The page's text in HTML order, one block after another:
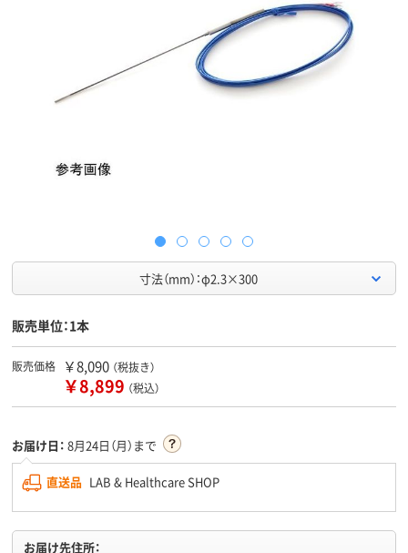
寸法（mm）：φ2.3×300
販売単位：1本
販売価格 ￥8,090 （税抜き）
￥8,899 （税込）
お届け日： 8月24日（月）まで
直送品 LAB & Healthcare SHOP
お届け先住所：